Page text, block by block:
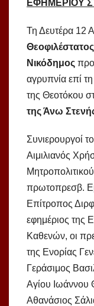
ΕΦΗΜΕΡΙΟΥ
Τη Δευτέρα 12
Νικόδημος
αγρυπνία επί
της Θεοτόκου
της Άνω
Συνιερουργοί
Αιμιλιανός
πρωτοπρεσβ.
Επίτροπος
εφημέριος της
Καθενών, οι
της Ενορίας
Γεράσιμος
Αγίου Ιωάννου
Αθανάσιος